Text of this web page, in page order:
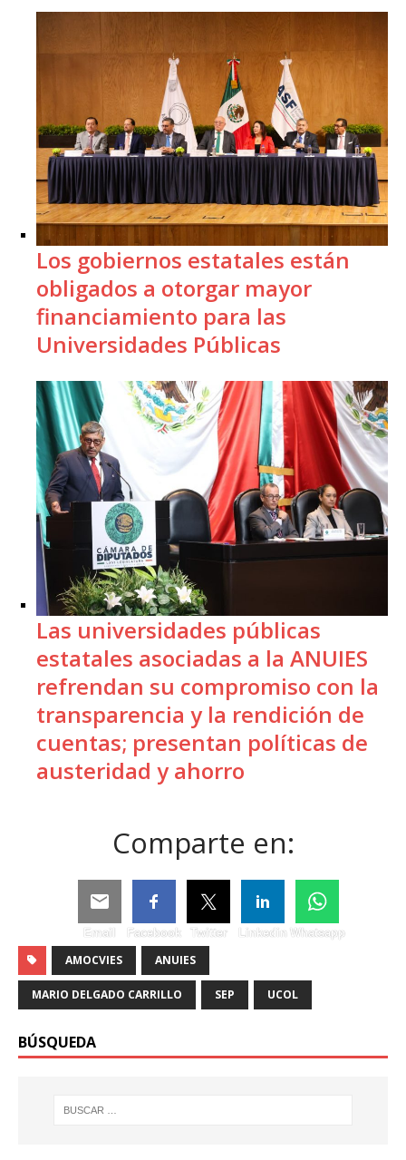
Los gobiernos estatales están
obligados a otorgar mayor
financiamiento para las
Universidades Públicas
Las universidades públicas
estatales asociadas a la ANUIES
refrendan su compromiso con la
transparencia y la rendición de
cuentas; presentan políticas de
austeridad y ahorro
Comparte en:
Email Facebook Twitter Linkedin Whatsapp
AMOCVIES ANUIES
MARIO DELGADO CARRILLO SEP UCOL
BÚSQUEDA